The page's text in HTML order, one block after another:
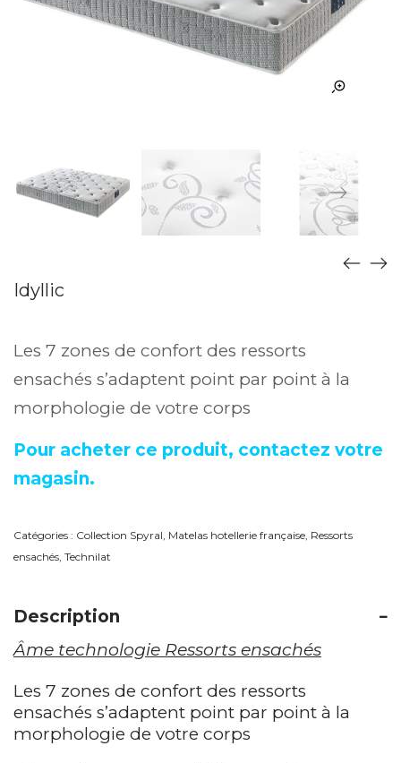
Idyllic
Les 7 zones de confort des ressorts
ensachés s’adaptent point par point à la
morphologie de votre corps
Pour acheter ce produit, contactez votre
magasin.
Catégories : Collection Spyral Matelas hotellerie française Ressorts
ensachés Technilat
Description
Âme technologie Ressorts ensachés
Les 7 zones de confort des ressorts
ensachés s’adaptent point par point à la
morphologie de votre corps